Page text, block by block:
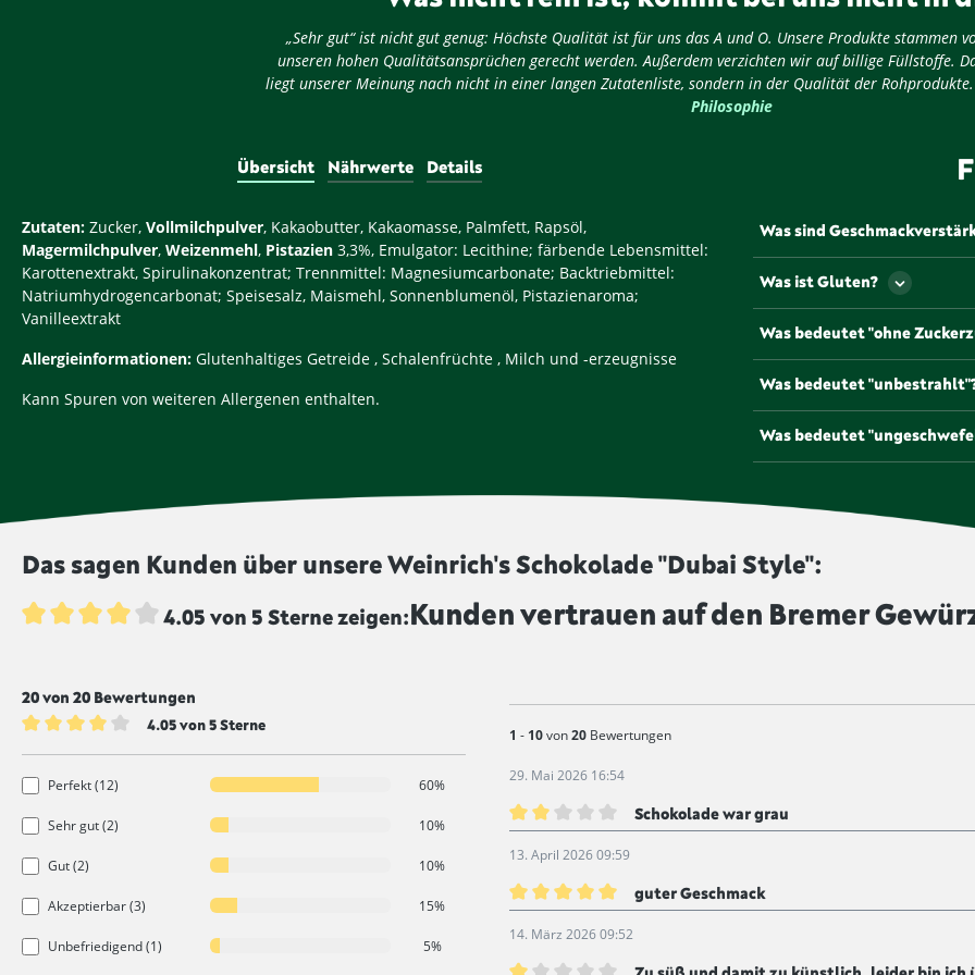
„Sehr gut“ ist nicht gut genug: Höchste Qualität ist für uns das A und O. Unsere Produkte stammen
unseren hohen Qualitätsansprüchen gerecht werden. Außerdem verzichten wir auf billige Füllstoffe.
liegt unserer Meinung nach nicht in einer langen Zutatenliste, sondern in der Qualität der Rohprodukte.
Philosophie
Übersicht Nährwerte Details
Zutaten: Zucker, Vollmilchpulver, Kakaobutter, Kakaomasse, Palmfett, Rapsöl,
Magermilchpulver, Weizenmehl, Pistazien 3,3%, Emulgator: Lecithine; färbende Lebensmittel:
Karottenextrakt, Spirulinakonzentrat; Trennmittel: Magnesiumcarbonate; Backtriebmittel:
Natriumhydrogencarbonat; Speisesalz, Maismehl, Sonnenblumenöl, Pistazienaroma;
Vanilleextrakt
Allergieinformationen: Glutenhaltiges Getreide , Schalenfrüchte , Milch und -erzeugnisse
Kann Spuren von weiteren Allergenen enthalten.
Was sind
Als Geschmackverstärker
Geschmack und/oder den
werden müssen
gängigsten und
Natriumglutamat, die mit
Was ist Gluten?
Gluten ist ein Eiweiß, dass
Was bedeutet "ohne
Lebensmittel, die mit
Zuckerzusätzen oder
Was bedeutet
Um die Haltbarkeit zu
Gesetz bestrahlt werden.
werden von uns unbestrahlt
Was bedeutet
diesem Symbol
Das sagen Kunden über unsere Weinrich's Schokolade "Dubai Style":
4.05 von 5 Sterne zeigen:Kunden vertrauen auf den Bremer
20 von 20 Bewertungen
4.05 von 5 Sterne
Perfekt (12) 60%
Sehr gut (2) 10%
Gut (2) 10%
Akzeptierbar (3) 15%
Unbefriedigend (1) 5%
1 - 10von20 Bewertungen
29. Mai 2026 16:54
Bewertung mit 2 von 5 Sternen
Schokolade war grau
13. April 2026 09:59
Bewertung mit 5 von 5 Sternen
guter Geschmack
14. März 2026 09:52